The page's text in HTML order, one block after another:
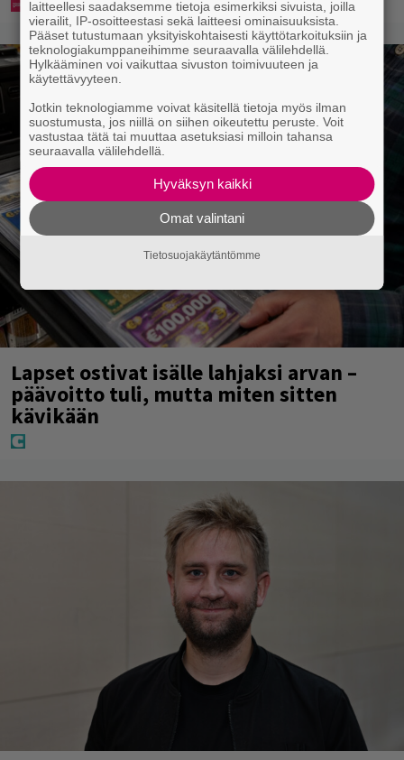
Lapset ostivat isälle lahjaksi arvan –
päävoitto tuli, mutta miten sitten
kävikään
laitteellesi saadaksemme tietoja esimerkiksi sivuista, joilla
vierailit, IP-osoitteestasi sekä laitteesi ominaisuuksista.
Pääset tutustumaan yksityiskohtaisesti käyttötarkoituksiin ja
teknologiakumppaneihimme seuraavalla välilehdellä.
Hylkääminen voi vaikuttaa sivuston toimivuuteen ja
käytettävyyteen.
Jotkin teknologiamme voivat käsitellä tietoja myös ilman
suostumusta, jos niillä on siihen oikeutettu peruste. Voit
vastustaa tätä tai muuttaa asetuksiasi milloin tahansa
seuraavalla välilehdellä.
Hyväksyn kaikki
Omat valintani
Tietosuojakäytäntömme